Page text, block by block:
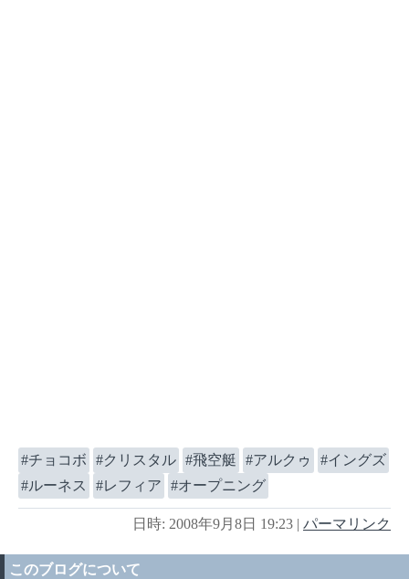
チョコボ クリスタル 飛空艇 アルクゥ
イングズ
ルーネス
レフィア オープニング
日時: 2008年9月8日 19:23 | パーマリンク
このブログについて